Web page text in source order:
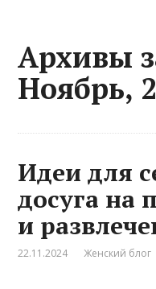
Архивы
Ноябрь,
Идеи для
досуга на
и
22.11.2024 Женский блог